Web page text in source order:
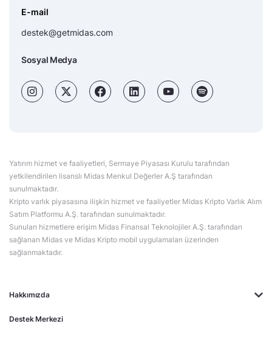
Hakkımızda
Destek Merkezi
E-mail
destek@getmidas.com
Sosyal Medya
Yatırım hizmet ve faaliyetleri, Sermaye Piyasası Kurulu tarafından
yetkilendirilen lisanslı Midas Menkul Değerler A.Ş tarafından
sunulmaktadır.
Kripto varlık piyasasına ilişkin hizmet ve faaliyetler Midas Kripto Varlık Alım
Satım Platformu A.Ş. tarafından sunulmaktadır.
Sunulan hizmetlere erişim Midas Finansal Teknolojiler A.Ş. tarafından
sağlanan Midas ve Midas Kripto mobil uygulamaları üzerinden
sağlanmaktadır.